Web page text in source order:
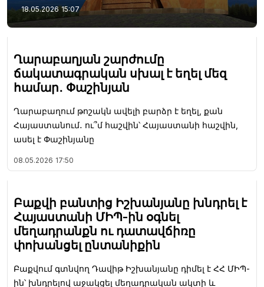
18.05.2026 15:07
Ղարաբաղյան շարժումը
ճակատագրական սխալ է եղել մեզ
համար․ Փաշինյան
Ղարաբաղում թոշակն ավելի բարձր է եղել, քան
Հայաստանում․ ու՞մ հաշվին՝ Հայաստանի հաշվին,
ասել է Փաշինյանը
08.05.2026 17:50
Բաքվի բանտից Իշխանյանը խնդրել է
Հայաստանի ՄԻՊ-ին օգնել
մեղադրանքն ու դատավճիռը
փոխանցել ընտանիքին
Բաքվում գտնվող Դավիթ Իշխանյանը դիմել է ՀՀ ՄԻՊ-
ին՝ խնդրելով աջակցել մեղադրական ակտի և